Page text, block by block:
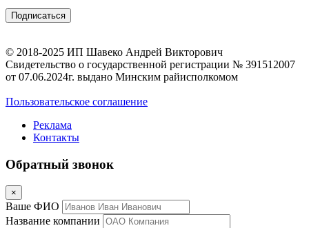
© 2018-2025 ИП Шавеко Андрей Викторович
Свидетельство о государственной регистрации № 391512007
от 07.06.2024г. выдано Минским райисполкомом
Пользовательское соглашение
Реклама
Контакты
Обратный звонок
×
Ваше ФИО
Название компании